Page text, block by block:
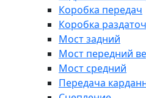
Коробка передач
Коробка
Мост задний
Мост передний
Мост средний
Передача